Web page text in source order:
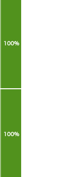
100%
100%